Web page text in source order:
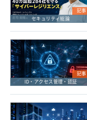
記事
セキュリティ総論
記事
ID・アクセス管理・認証